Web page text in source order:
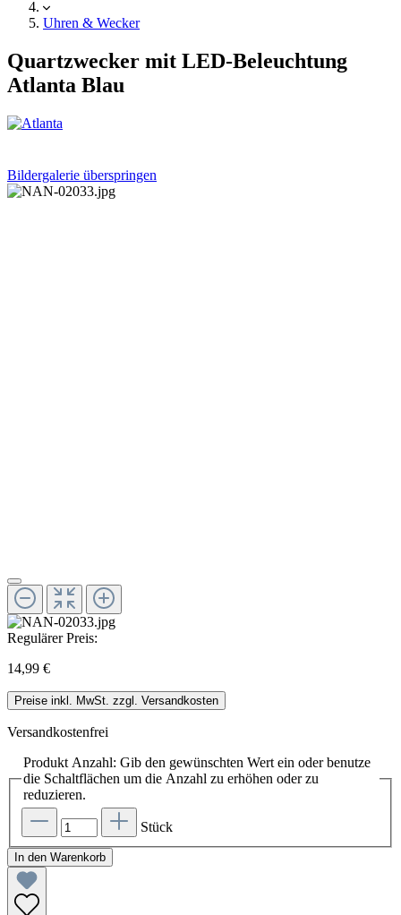
Uhren & Wecker
Quartzwecker mit LED-Beleuchtung
Atlanta Blau
Bildergalerie überspringen
Regulärer Preis:
14,99 €
Preise inkl. MwSt. zzgl. Versandkosten
Versandkostenfrei
Produkt Anzahl: Gib den gewünschten Wert ein oder benutze
die Schaltflächen um die Anzahl zu erhöhen oder zu
reduzieren.
Stück
In den Warenkorb